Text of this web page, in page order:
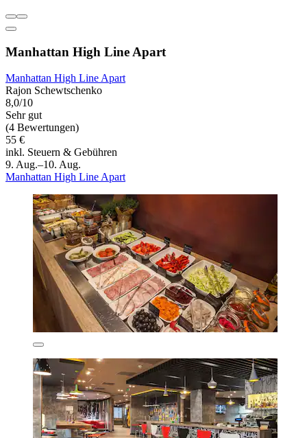
Manhattan High Line Apart
Manhattan High Line Apart
Rajon Schewtschenko
8,0/10
Sehr gut
(4 Bewertungen)
55 €
inkl. Steuern & Gebühren
9. Aug.–10. Aug.
Manhattan High Line Apart